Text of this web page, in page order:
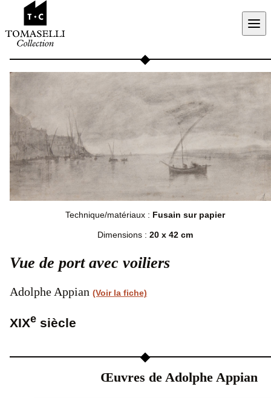
Aller au contenu
Technique/matériaux : Fusain sur papier
Dimensions : 20 x 42 cm
Vue de port avec voiliers
Adolphe Appian (Voir la fiche)
XIXe siècle
Œuvres de Adolphe Appian